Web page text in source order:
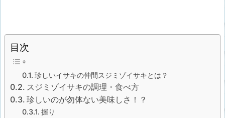
目次
珍しいイサキの仲間スジミゾイサキとは？
スジミゾイサキの調理・食べ方
珍しいのが勿体ない美味しさ！？
握り